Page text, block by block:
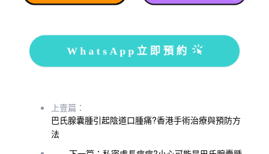
WhatsApp立即預約
上壹篇：
巴氏腺囊腫引起陰道口腫痛?香港手術治療與預防方
法